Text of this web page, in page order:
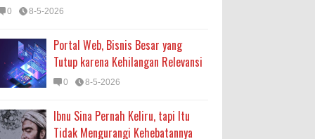
0 8-5-2026
Portal Web, Bisnis Besar yang
Tutup karena Kehilangan Relevansi
0 8-5-2026
Ibnu Sina Pernah Keliru, tapi Itu
Tidak Mengurangi Kehebatannya